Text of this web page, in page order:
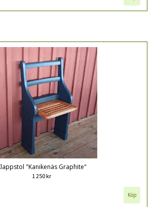
"Kanikenäs Graphite"
1 250 kr